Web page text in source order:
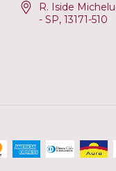
R. Iside
- SP, 13171-510